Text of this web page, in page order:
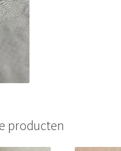
producten